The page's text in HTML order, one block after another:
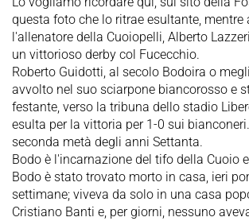
questa foto che lo ritrae esultante, mentre
l'allenatore della Cuoiopelli, Alberto
un vittorioso derby col Fucecchio.
Roberto Guidotti, al secolo Bodoira o
avvolto nel suo sciarpone biancorosso e
festante, verso la tribuna dello stadio
esulta per la vittoria per 1-0 sui
seconda metà degli anni Settanta.
Bodo è l'incarnazione del tifo della Cuoio
Bodo è stato trovato morto in casa, ieri
settimane; viveva da solo in una casa
Cristiano Banti e, per giorni, nessuno